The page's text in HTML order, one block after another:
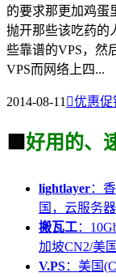
的要求那更加鸡蛋
抛开那些该吃药的
些靠谱的VPS，然
VPS而网络上四...
2014-08-11 优惠促
🟩 好用的、
lightlayer：
国，云服务
搬瓦工：
加坡CN2/美
V.PS：美国